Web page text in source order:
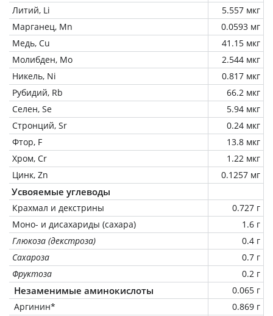
Литий, Li
5.557 мкг
Марганец, Mn
0.0593 мг
Медь, Cu
41.15 мкг
Молибден, Mo
2.544 мкг
Никель, Ni
0.817 мкг
Рубидий, Rb
66.2 мкг
Селен, Se
5.94 мкг
Стронций, Sr
0.24 мкг
Фтор, F
13.8 мкг
Хром, Cr
1.22 мкг
Цинк, Zn
0.1257 мг
Усвояемые углеводы
Крахмал и декстрины
0.727 г
Моно- и дисахариды (сахара)
1.6 г
Глюкоза (декстроза)
0.4 г
Сахароза
0.7 г
Фруктоза
0.2 г
Незаменимые аминокислоты
0.065 г
Аргинин*
0.869 г